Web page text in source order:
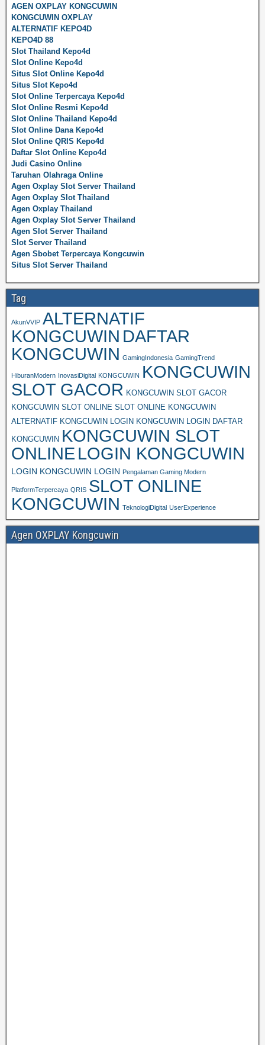
AGEN OXPLAY KONGCUWIN
KONGCUWIN OXPLAY
ALTERNATIF KEPO4D
KEPO4D 88
Slot Thailand Kepo4d
Slot Online Kepo4d
Situs Slot Online Kepo4d
Situs Slot Kepo4d
Slot Online Terpercaya Kepo4d
Slot Online Resmi Kepo4d
Slot Online Thailand Kepo4d
Slot Online Dana Kepo4d
Slot Online QRIS Kepo4d
Daftar Slot Online Kepo4d
Judi Casino Online
Taruhan Olahraga Online
Agen Oxplay Slot Server Thailand
Agen Oxplay Slot Thailand
Agen Oxplay Thailand
Agen Oxplay Slot Server Thailand
Agen Slot Server Thailand
Slot Server Thailand
Agen Sbobet Terpercaya Kongcuwin
Situs Slot Server Thailand
Tag
AkunVVIP ALTERNATIF
KONGCUWIN DAFTAR
KONGCUWIN GamingIndonesia GamingTrend
HiburanModern InovasiDigital KONGCUWIN KONGCUWIN
SLOT GACOR KONGCUWIN SLOT GACOR
KONGCUWIN SLOT ONLINE SLOT ONLINE KONGCUWIN
ALTERNATIF KONGCUWIN LOGIN KONGCUWIN LOGIN DAFTAR
KONGCUWIN KONGCUWIN SLOT
ONLINE LOGIN KONGCUWIN
LOGIN KONGCUWIN LOGIN Pengalaman Gaming Modern
PlatformTerpercaya QRIS SLOT ONLINE
KONGCUWIN TeknologiDigital UserExperience
Agen OXPLAY Kongcuwin